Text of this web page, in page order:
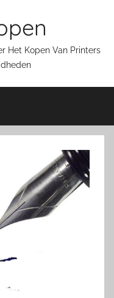
Het Kopen Van Printers